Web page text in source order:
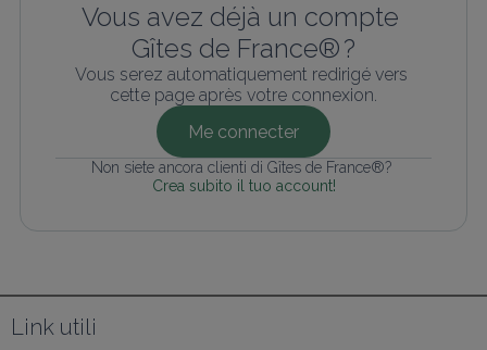
Vous avez déjà un compte
Gîtes de France® ?
Vous serez automatiquement redirigé vers
cette page après votre connexion.
Me connecter
Non siete ancora clienti di Gîtes de France®?
Crea subito il tuo account!
Link utili